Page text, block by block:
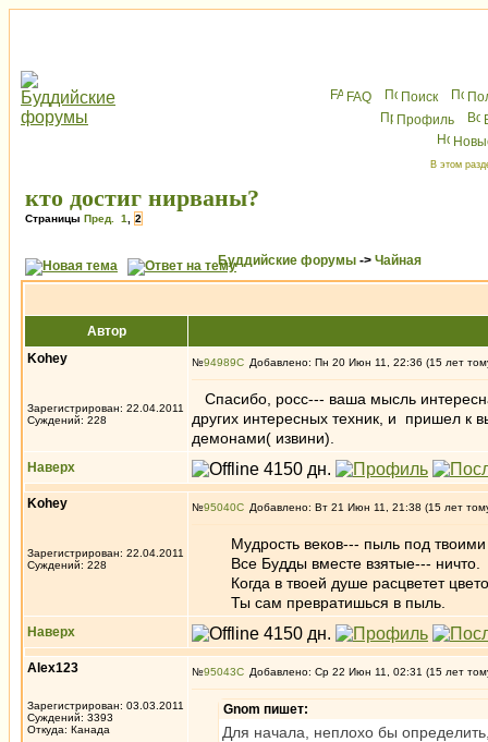
FAQ Поиск
Профиль
В этом
кто достиг нирваны?
Страницы Пред. 1 2
Буддийские форумы -> Чайная
Автор
Kohey
Зарегистрирован: 22.04.2011
Суждений: 228
№94989 Добавлено: Пн 20 Июн 11, 22:36 (15 лет
Спасибо, росс--- ваша мысль
других интересных техник, и пришел к
демонами( извини).
Наверх
Kohey
Зарегистрирован: 22.04.2011
Суждений: 228
№95040 Добавлено: Вт 21 Июн 11, 21:38 (15 лет
Мудрость веков--- пыль под твоими
Все Будды вместе взятые--- ничто.
Когда в твоей душе расцветет
Ты сам превратишься в пыль.
Наверх
Alex123
Зарегистрирован: 03.03.2011
Суждений: 3393
Откуда: Канада
№95043 Добавлено: Ср 22 Июн 11, 02:31 (15 лет
Gnom пишет:
Для начала, неплохо бы